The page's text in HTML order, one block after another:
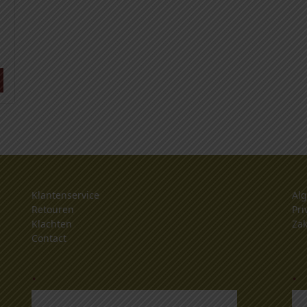
Klantenservice
Retouren
Klachten
Contact
. .